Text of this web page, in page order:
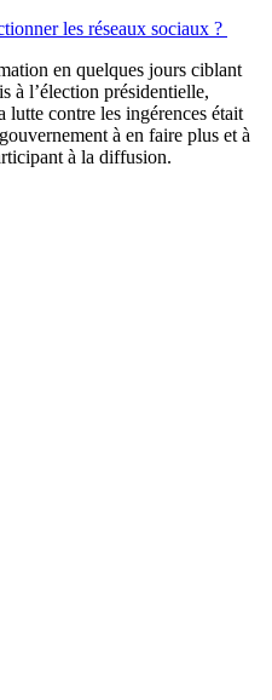
les réseaux sociaux ?
en quelques jours ciblant
à l’élection présidentielle,
lutte contre les ingérences était
à en faire plus et à
à la diffusion.